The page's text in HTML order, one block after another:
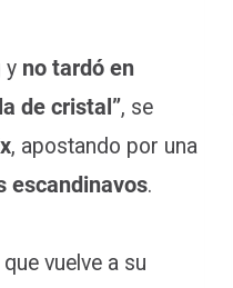
y no tardó en
de cristal”, se
, apostando por una
escandinavos.
vuelve a su